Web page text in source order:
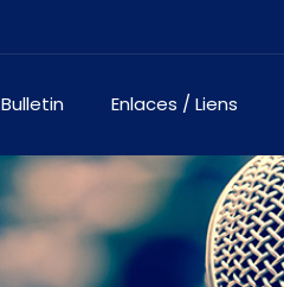
Enlaces / Liens